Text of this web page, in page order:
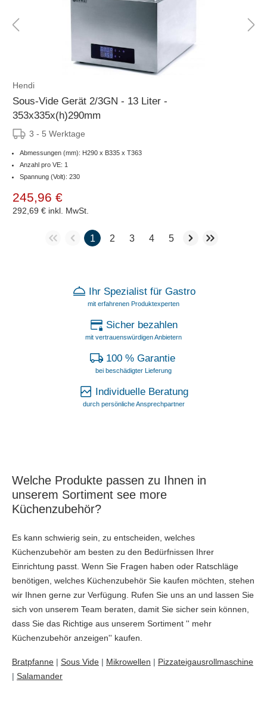
Hendi
Sous-Vide Gerät 2/3GN - 13 Liter -
353x335x(h)290mm
3 - 5 Werktage
Abmessungen (mm): H290 x B335 x T363
Anzahl pro VE: 1
Spannung (Volt): 230
245,96 €
292,69 € inkl. MwSt.
1 2 3 4 5
Ihr Spezialist für Gastro
mit erfahrenen Produktexperten
Sicher bezahlen
mit vertrauenswürdigen Anbietern
100 % Garantie
bei beschädigter Lieferung
Individuelle Beratung
durch persönliche Ansprechpartner
Welche Produkte passen zu Ihnen in
unserem Sortiment see more
Küchenzubehör?
Es kann schwierig sein, zu entscheiden, welches
Küchenzubehör am besten zu den Bedürfnissen Ihrer
Einrichtung passt. Wenn Sie Fragen haben oder Ratschläge
benötigen, welches Küchenzubehör Sie kaufen möchten, stehen
wir Ihnen gerne zur Verfügung. Rufen Sie uns an und lassen Sie
sich von unserem Team beraten, damit Sie sicher sein können,
dass Sie das Richtige aus unserem Sortiment '' mehr
Küchenzubehör anzeigen'' kaufen.
Bratpfanne | Sous Vide | Mikrowellen | Pizzateigausrollmaschine
| Salamander